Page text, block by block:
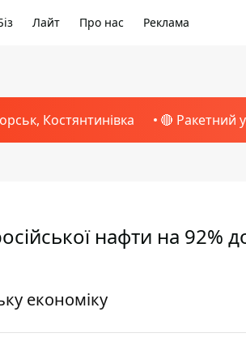
Лайт Про нас Реклама
Костянтинівка 🔴 Ракетний
нафти на 92%
економіку